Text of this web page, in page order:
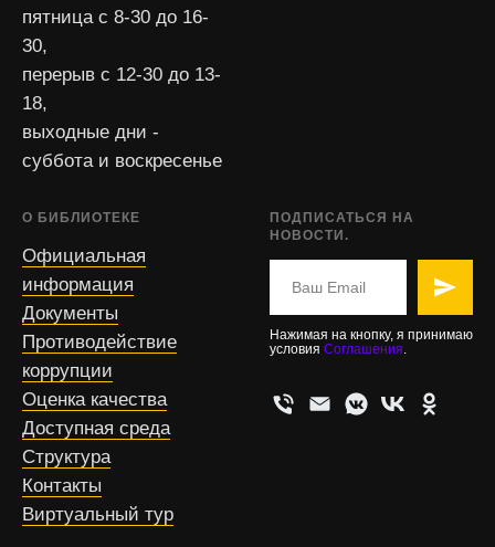
пятница с 8-30 до 16-
30,
перерыв с 12-30 до 13-
18,
выходные дни -
суббота и воскресенье
О БИБЛИОТЕКЕ
Официальная
информация
Документы
Противодействие
коррупции
Оценка качества
Доступная среда
Структура
Контакты
Виртуальный тур
ПОДПИСАТЬСЯ НА
НОВОСТИ.
Нажимая на кнопку, я принимаю
условия Соглашения.